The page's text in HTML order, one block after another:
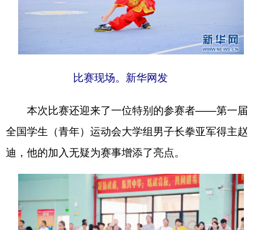
比赛现场。新华网发
本次比赛还迎来了一位特别的参赛者——第一届
全国学生（青年）运动会大学组男子长拳亚军得主赵
迪，他的加入无疑为赛事增添了亮点。